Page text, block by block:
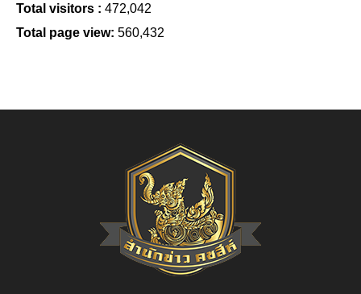
Total visitors : 472,042
Total page view: 560,432